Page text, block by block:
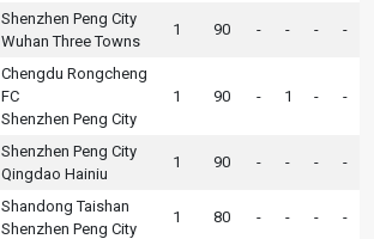
Shenzhen Peng City
Wuhan Three Towns
1 90 - - - -
Chengdu Rongcheng
FC
Shenzhen Peng City
1 90 - 1 - -
Shenzhen Peng City
Qingdao Hainiu
1 90 - - - -
Shandong Taishan
Shenzhen Peng City
1 80 - - - -